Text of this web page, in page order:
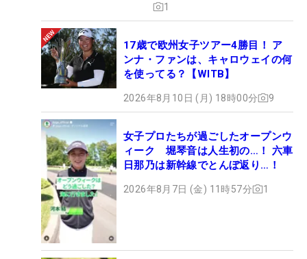
1
17歳で欧州女子ツアー4勝目！ ア
ンナ・ファンは、キャロウェイの何
を使ってる？【WITB】
2026年8月10日 (月) 18時00分 9
女子プロたちが過ごしたオープンウ
ィーク 堀琴音は人生初の…！ 六車
日那乃は新幹線でとんぼ返り…！
2026年8月7日 (金) 11時57分 1